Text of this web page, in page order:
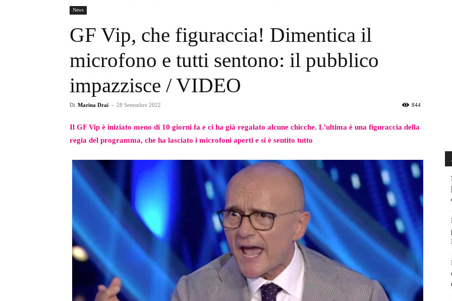
News
GF Vip, che figuraccia! Dimentica il
microfono e tutti sentono: il pubblico
impazzisce / VIDEO
Di Marina Drai - 28 Settembre 2022 844
Il GF Vip è iniziato meno di 10 giorni fa e ci ha già regalato alcune chicche. L’ultima è una figuraccia della
regia del programma, che ha lasciato i microfoni aperti e si è sentito tutto